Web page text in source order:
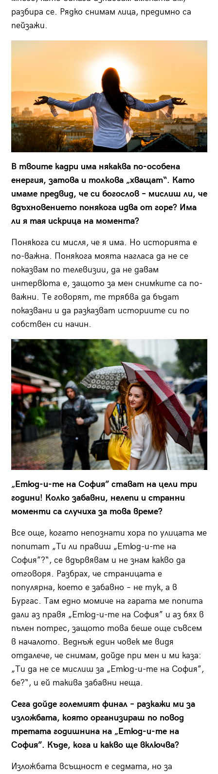
разбира се. Рядко снимам лица, предимно са
пейзажи.
В твоите кадри има някаква по-особена
енергия, затова и толкова „хващат“. Като
имаме предвид, че си богослов – мислиш ли, че
вдъхновението понякога идва от горе? Има
ли я тая искрица на момента?
Понякога си мисля, че я има. Но историята е
по-важна. Понякога моята нагласа да не се
показвам по телевизии, да не давам
интервюта е, защото за мен снимките са по-
важни. Те говорят, те трябва да бъдат
показвани и да разказват историите си по
собствен си начин.
„Етюд-и-те на София” стават на цели три
години! Колко забавни, нелепи и странни
моменти са случиха за това време?
Все още, когато непознати хора по улицата ме
попитат „Ти ли правиш „Етюд-и-те на
София”?“, се вдървявам и не знам какво да
отговоря. Разбрах, че страницата е
популярна, което е забавно – не тук, а в
Бургас. Там едно момиче на гарата ме попита
дали аз правя „Етюд-и-те на София” и аз бях в
пълен потрес, защото това беше още съвсем
в началото. Веднъж един човек ме видя
отдалече, че снимам, дойде при мен и ми каза:
„Ти да не се мислиш за „Етюд-и-те на София”,
бе?“, и ей такива забавни неща.
Сега дойде големият финал – разкажи ми за
изложбата, която организираш по повод
третата годишнина на „Етюд-и-те на
София”. Къде, кога и какво ще включва?
Изложбата всъщност е седмата, но за